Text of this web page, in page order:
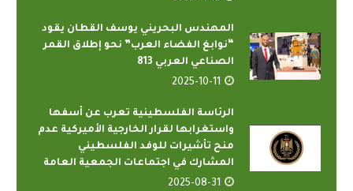
المهندس البحريني يوسف القطان يقود
“نوابغ الفضاء العرب” نحو إطلاق القمر
الصناعي العربي 813
2025-10-11
الرئاسة الفلسطينية تعرب عن أسفها
واستغرابها لقرار الخارجية الأميركية عدم
منح تأشيرات للوفد الفلسطيني
المشارك في اجتماعات الجمعية العامة
2025-08-31